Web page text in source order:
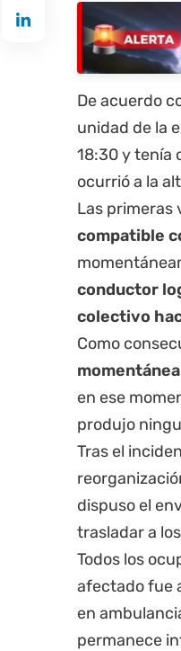
De acuerdo
unidad de la
18:30 y tenía
ocurrió a la
Las primeras
compatible
conductor
colectivo
Como
en ese
produjo
Tras el
dispuso el
trasladar a
Todos los
afectado fue
en
permanece